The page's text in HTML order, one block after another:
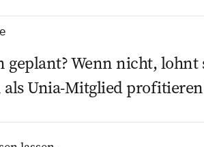
geplant? Wenn nicht,
Unia-Mitglied